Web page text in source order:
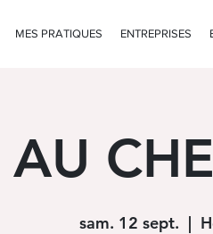
MES PRATIQUES ENTREPRISES
AU
sam. 12 sept.
  |